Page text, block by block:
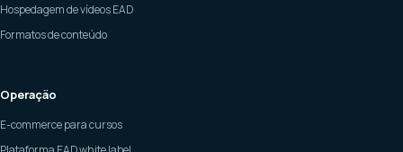
Hospedagem de vídeos EAD
Formatos de conteúdo
Operação
E-commerce para cursos